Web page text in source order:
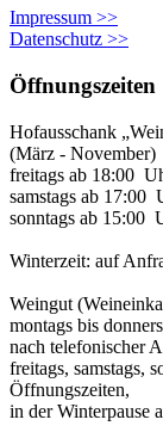
Impressum >>
Datenschutz >>
Öffnungszeiten
Hofausschank
(März - November)
freitags ab 18:00
samstags ab 17:00
sonntags ab 15:00
Winterzeit: auf
Weingut
montags bis
nach telefonischer
freitags, samstags,
Öffnungszeiten,
in der Winterpause